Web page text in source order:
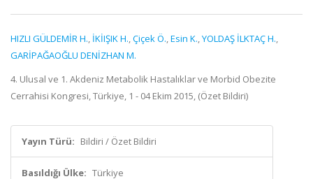
HIZLI GÜLDEMİR H., İKİIŞIK H.,Çiçek Ö.,Esin K.,YOLDAŞ İLKTAÇ H.,
GARİPAĞAOĞLU DENİZHAN M.
4. Ulusal ve 1. Akdeniz Metabolik Hastalıklar ve Morbid Obezite
Cerrahisi Kongresi, Türkiye, 1 - 04 Ekim 2015, (Özet Bildiri)
Yayın Türü: Bildiri / Özet Bildiri
Basıldığı Ülke: Türkiye